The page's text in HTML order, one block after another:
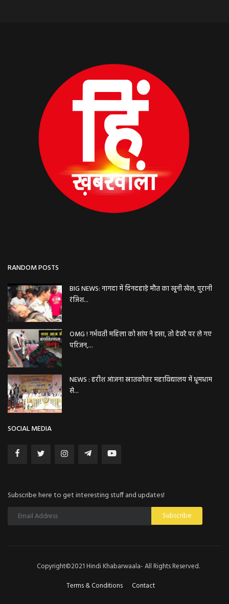
RANDOM POSTS
BIG NEWS: नागदा में दिनदहाड़े मौत का खूनी खेल, पुरानी
रंजिश...
OMG ! गर्भवती महिला को सांप ने डसा, तो देवरे पर ले गए
परिजन,...
NEWS : हरीश आंजना स्नातकोत्तर महाविद्यालय में धूमधाम
से...
SOCIAL MEDIA
Subscribe here to get interesting stuff and updates!
Subscribe
Copyright©2021 Hindi Khabarwaala- All Rights Reserved.
Terms & Conditions
Contact